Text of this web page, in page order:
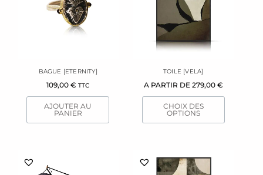
BAGUE [ETERNITY]
109,00€ TTC
AJOUTER AU
PANIER
TOILE [VELA]
A PARTIR DE 279,00 €
CHOIX DES
OPTIONS
la
du